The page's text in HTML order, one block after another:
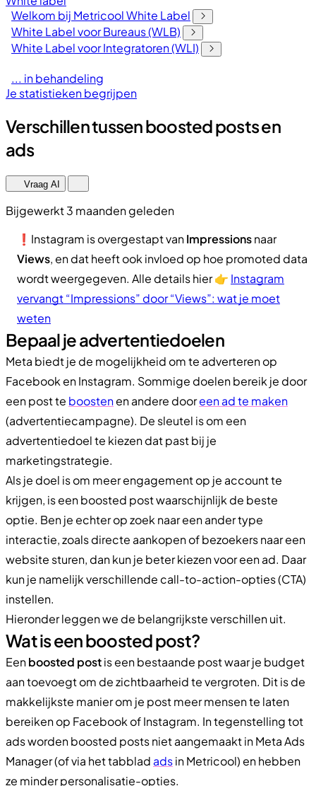
Welkom bij Metricool White Label
White Label voor Bureaus (WLB)
White Label voor Integratoren (WLI)
... in behandeling
Je statistieken begrijpen
Verschillen tussen boosted posts en
ads
Vraag AI
Bijgewerkt 3 maanden geleden
❗Instagram is overgestapt vanImpressionsnaar
Views, en dat heeft ook invloed op hoe promoted data
wordt weergegeven. Alle details hier 👉 Instagram
vervangt “Impressions” door “Views”: wat je moet
weten
Bepaal je advertentiedoelen
Meta biedt je de mogelijkheid om te adverteren op
Facebook en Instagram. Sommige doelen bereik je door
een post te boostenen andere dooreen ad te maken
(advertentiecampagne). De sleutel is om een
advertentiedoel te kiezen dat past bij je
marketingstrategie.
Als je doel is om meer engagement op je account te
krijgen, is een boosted post waarschijnlijk de beste
optie. Ben je echter op zoek naar een ander type
interactie, zoals directe aankopen of bezoekers naar een
website sturen, dan kun je beter kiezen voor een ad. Daar
kun je namelijk verschillende call-to-action-opties (CTA)
instellen.
Hieronder leggen we de belangrijkste verschillen uit.
Wat is een boosted post?
Eenboosted postis een bestaande post waar je budget
aan toevoegt om de zichtbaarheid te vergroten. Dit is de
makkelijkste manier om je post meer mensen te laten
bereiken op Facebook of Instagram. In tegenstelling tot
ads worden boosted posts niet aangemaakt in Meta Ads
Manager (of via het tabblad adsin Metricool) en hebben
ze minder personalisatie-opties.